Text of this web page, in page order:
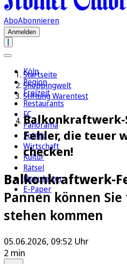
AboAbonnieren
Anmelden
Köln
Region
Freizeit
Restaurants
FC
Panorama
Politik
Wirtschaft
Kultur
Rätsel
Newsletter
E-Paper
Startseite
Shoppingwelt
Stiftung Warentest
Balkonkraftwerk-
Fehler, die teuer
checken!
Balkonkraftwerk-
Pannen können
stehen kommen
05.06.2026, 09:52 Uhr
2 min